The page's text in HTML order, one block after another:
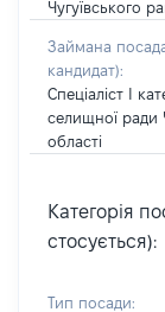
Чугуївського
Займана
кандидат):
Спеціаліст І
селищної ради
області
Категорія
стосується):
Тип посади: